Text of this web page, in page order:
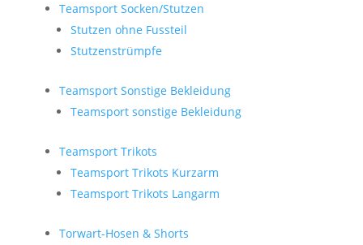
Teamsport Socken/Stutzen
Stutzen ohne Fussteil
Stutzenstrümpfe
Teamsport Sonstige Bekleidung
Teamsport sonstige Bekleidung
Teamsport Trikots
Teamsport Trikots Kurzarm
Teamsport Trikots Langarm
Torwart-Hosen & Shorts